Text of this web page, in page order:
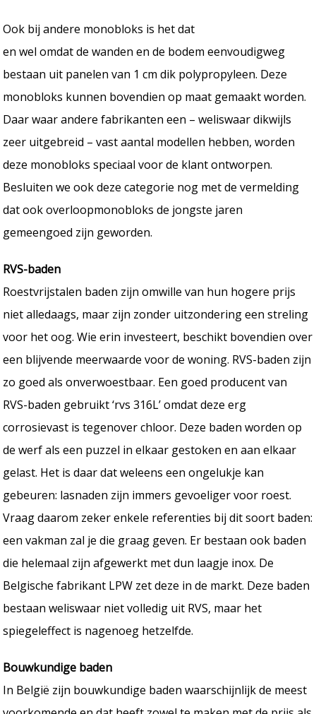
Ook bij andere monobloks is het dat
en wel omdat de wanden en de bodem eenvoudigweg
bestaan uit panelen van 1 cm dik polypropyleen. Deze
monobloks kunnen bovendien op maat gemaakt worden.
Daar waar andere fabrikanten een – weliswaar dikwijls
zeer uitgebreid – vast aantal modellen hebben, worden
deze monobloks speciaal voor de klant ontworpen.
Besluiten we ook deze categorie nog met de vermelding
dat ook overloopmonobloks de jongste jaren
gemeengoed zijn geworden.
RVS-baden
Roestvrijstalen baden zijn omwille van hun hogere prijs
niet alledaags, maar zijn zonder uitzondering een streling
voor het oog. Wie erin investeert, beschikt bovendien over
een blijvende meerwaarde voor de woning. RVS-baden zijn
zo goed als onverwoestbaar. Een goed producent van
RVS-baden gebruikt ‘rvs 316L’ omdat deze erg
corrosievast is tegenover chloor. Deze baden worden op
de werf als een puzzel in elkaar gestoken en aan elkaar
gelast. Het is daar dat weleens een ongelukje kan
gebeuren: lasnaden zijn immers gevoeliger voor roest.
Vraag daarom zeker enkele referenties bij dit soort baden:
een vakman zal je die graag geven. Er bestaan ook baden
die helemaal zijn afgewerkt met dun laagje inox. De
Belgische fabrikant LPW zet deze in de markt. Deze baden
bestaan weliswaar niet volledig uit RVS, maar het
spiegeleffect is nagenoeg hetzelfde.
Bouwkundige baden
In België zijn bouwkundige baden waarschijnlijk de meest